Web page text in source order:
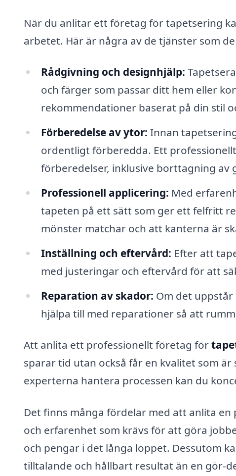
När du anlitar ett företag för tapetsering
arbetet. Här är några av de tjänster som
Rådgivning och designhjälp:
och färger som passar ditt hem eller
rekommendationer baserat på din stil
Förberedelse av ytor: Innan
ordentligt förberedda. Ett
förberedelser, inklusive borttagning av
Professionell applicering: Med
tapeten på ett sätt som ger ett felfritt
mönster matchar och att kanterna är
Inställning och eftervård: Efter att
med justeringar och eftervård för att
Reparation av skador: Om det
hjälpa till med reparationer så att
Att anlita ett professionellt företag för
sparar tid utan också får en kvalitet som
experterna hantera processen kan du
Det finns många fördelar med att anlita
och erfarenhet som krävs för att göra
och pengar i det långa loppet. Dessutom
tilltalande och hållbart resultat än en gör-